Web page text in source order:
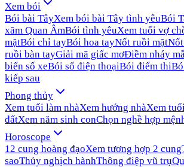
Xem bói
Bói bài TâyXem bói bài Tây tình yêuBói
xăm Quan ÂmBói tình yêuXem tuổi vợ
mặtBói chỉ tayBói hoa tayNốt ruồi mặt
ruồi bàn tayGiải mã giấc mơĐiềm nháy
biển số xeBói số điện thoạiBói điểm thi
kiếp sau
Phong thủy
Xem tuổi làm nhàXem hướng nhàXem
đấtXem năm sinh conChọn nghề hợp
Horoscope
12 cung hoàng đạoXem tương hợp 2 cung
saoThủy nghịch hànhThông điệp vũ trụ